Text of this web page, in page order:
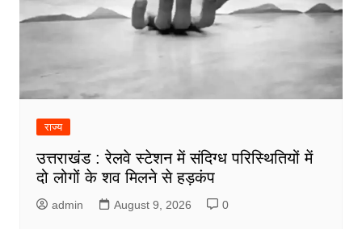
राज्य
उत्तराखंड : रेलवे स्टेशन में संदिग्ध परिस्थितियों में
दो लोगों के शव मिलने से हड़कंप
admin August 9, 2026 0